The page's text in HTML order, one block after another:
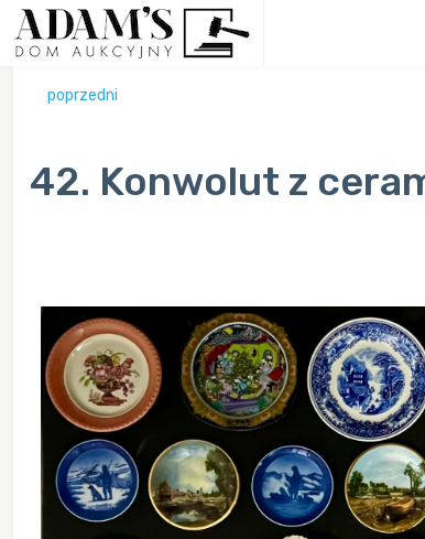
poprzedni
42. Konwolut z
Previous